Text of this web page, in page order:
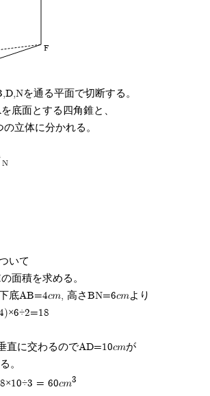
F
を通る平面で切断する。
底面とする四角錐と、
立体に分かれる。
N
いて
面積を求める。
底AB=4cm, 高さBN=6cmより
直に交わるのでAD=10cmが
。
= 60cm3